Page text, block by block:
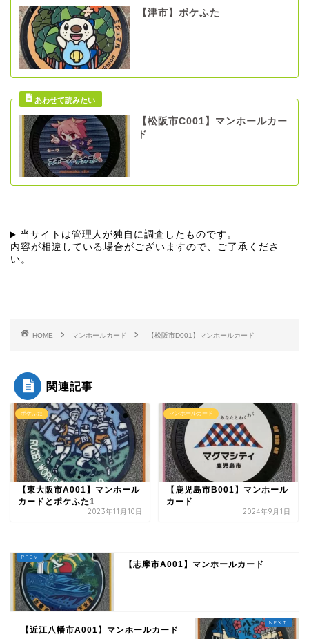
【津市】ポケふた
【松阪市C001】マンホールカー
ド
当サイトは管理人が独自に調査したものです。
内容が相違している場合がございますので、ご了承くださ
い。
HOME マンホールカード 【松阪市D001】マンホールカード
関連記事
ポケふた
【東大阪市A001】マンホール
カードとポケふた1
2023年11月10日
マンホールカード
【鹿児島市B001】マンホール
カード
2024年9月1日
【志摩市A001】マンホールカード
【近江八幡市A001】マンホールカード